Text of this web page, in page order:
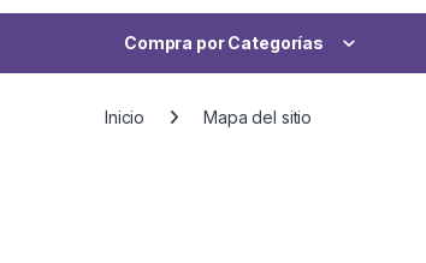
Compra por Categorías
Inicio Mapa del sitio